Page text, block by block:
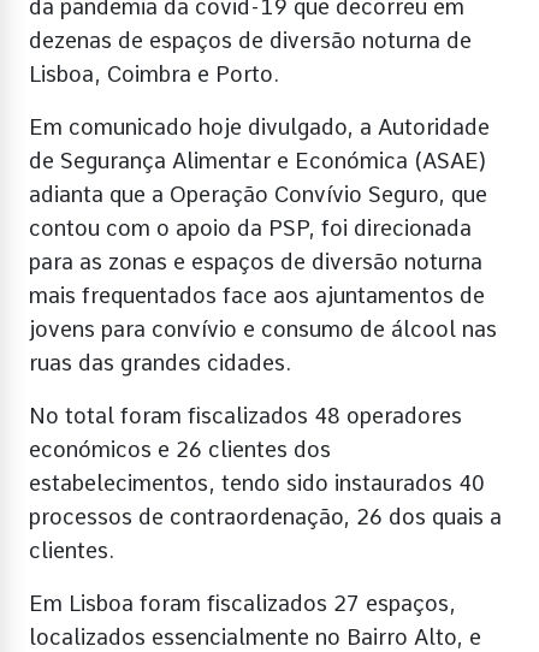
da pandemia da covid-19 que decorreu em
dezenas de espaços de diversão noturna de
Lisboa, Coimbra e Porto.
Em comunicado hoje divulgado, a Autoridade
de Segurança Alimentar e Económica (ASAE)
adianta que a Operação Convívio Seguro, que
contou com o apoio da PSP, foi direcionada
para as zonas e espaços de diversão noturna
mais frequentados face aos ajuntamentos de
jovens para convívio e consumo de álcool nas
ruas das grandes cidades.
No total foram fiscalizados 48 operadores
económicos e 26 clientes dos
estabelecimentos, tendo sido instaurados 40
processos de contraordenação, 26 dos quais a
clientes.
Em Lisboa foram fiscalizados 27 espaços,
localizados essencialmente no Bairro Alto, e